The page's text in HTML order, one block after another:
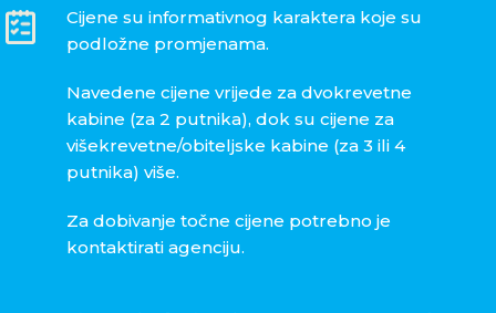
Cijene su informativnog karaktera koje su
podložne promjenama.
Navedene cijene vrijede za dvokrevetne
kabine (za 2 putnika), dok su cijene za
višekrevetne/obiteljske kabine (za 3 ili 4
putnika) više.
Za dobivanje točne cijene potrebno je
kontaktirati agenciju.